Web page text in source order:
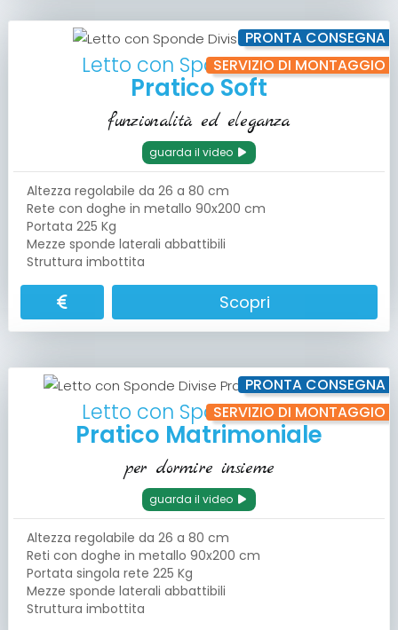
PRONTA CONSEGNA
SERVIZIO DI MONTAGGIO
Letto con Sponde Divise
Pratico Soft
funzionalità ed eleganza
guarda il video
Altezza regolabile da 26 a 80 cm
Rete con doghe in metallo 90x200 cm
Portata 225 Kg
Mezze sponde laterali abbattibili
Struttura imbottita
Scopri
PRONTA CONSEGNA
SERVIZIO DI MONTAGGIO
Letto con Sponde Divise
Pratico Matrimoniale
per dormire insieme
guarda il video
Altezza regolabile da 26 a 80 cm
Reti con doghe in metallo 90x200 cm
Portata singola rete 225 Kg
Mezze sponde laterali abbattibili
Struttura imbottita